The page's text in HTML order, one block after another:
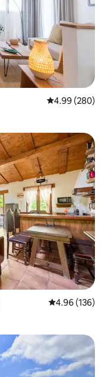
從 280 則評價
4.99 (280)
從 136 則評價
4.96 (136)